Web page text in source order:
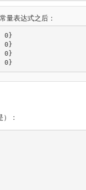
量表达式之后：
0}
0}
0}
0}
：